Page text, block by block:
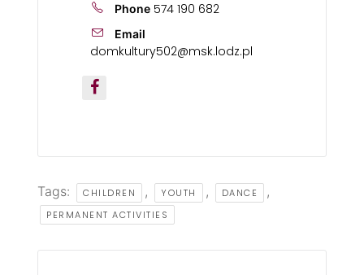
Phone 574 190 682
Email
domkultury502@msk.lodz.pl
Tags: CHILDREN , YOUTH , DANCE ,
PERMANENT ACTIVITIES